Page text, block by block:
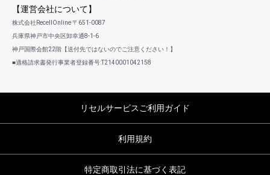
【運営会社について】
株式会社RecellOnline 〒651-0087
兵庫県神戸市中央区卸幸通8-1-6
神戸国際会館22階【送付先ではないのでご注意ください！】
■適格請求書発行事業者登録番号:T2140001042158
リセルサービスご利用ガイド
利用規約
特定商取引法に基づく表記